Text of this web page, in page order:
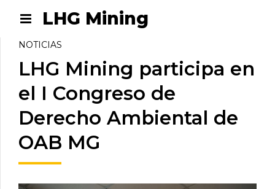
LHG Mining
NOTICIAS
LHG Mining participa en
el I Congreso de
Derecho Ambiental de
OAB MG